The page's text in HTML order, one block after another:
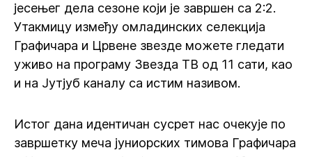
јесењег дела сезоне који је завршен са 2:2.
Утакмицу између омладинских селекција
Графичара и Црвене звезде можете гледати
уживо на програму Звезда ТВ од 11 сати, као
и на Јутјуб каналу са истим називом.
Истог дана идентичан сусрет нас очекује по
завршетку меча јуниорских тимова Графичара